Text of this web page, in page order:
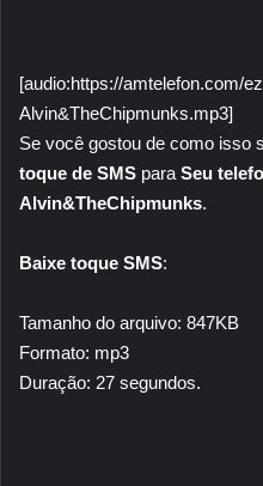
[audio:https://amtelefon.com/
Alvin&TheChipmunks.mp3]
Se você gostou de como isso
toque de SMS para Seu
Alvin&TheChipmunks.
Baixe toque SMS:
Tamanho do arquivo: 847KB
Formato: mp3
Duração: 27 segundos.